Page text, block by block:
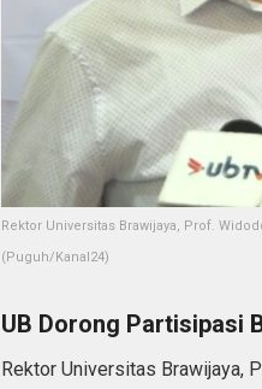
Rektor Universitas Brawijaya, Prof.
(Puguh/Kanal24)
UB Dorong Partisipasi
Rektor Universitas Brawijaya,